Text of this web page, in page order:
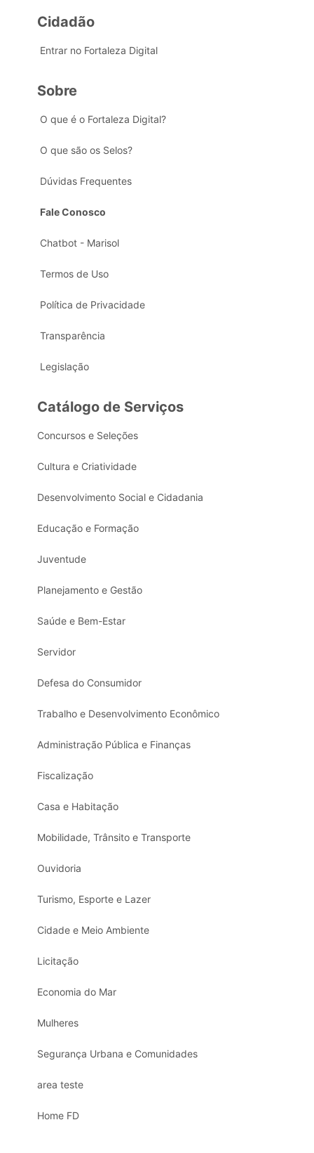
Cidadão
Entrar no Fortaleza Digital
Sobre
O que é o Fortaleza Digital?
O que são os Selos?
Dúvidas Frequentes
Fale Conosco
Chatbot - Marisol
Termos de Uso
Política de Privacidade
Transparência
Legislação
Catálogo de Serviços
Concursos e Seleções
Cultura e Criatividade
Desenvolvimento Social e Cidadania
Educação e Formação
Juventude
Planejamento e Gestão
Saúde e Bem-Estar
Servidor
Defesa do Consumidor
Trabalho e Desenvolvimento Econômico
Administração Pública e Finanças
Fiscalização
Casa e Habitação
Mobilidade, Trânsito e Transporte
Ouvidoria
Turismo, Esporte e Lazer
Cidade e Meio Ambiente
Licitação
Economia do Mar
Mulheres
Segurança Urbana e Comunidades
area teste
Home FD